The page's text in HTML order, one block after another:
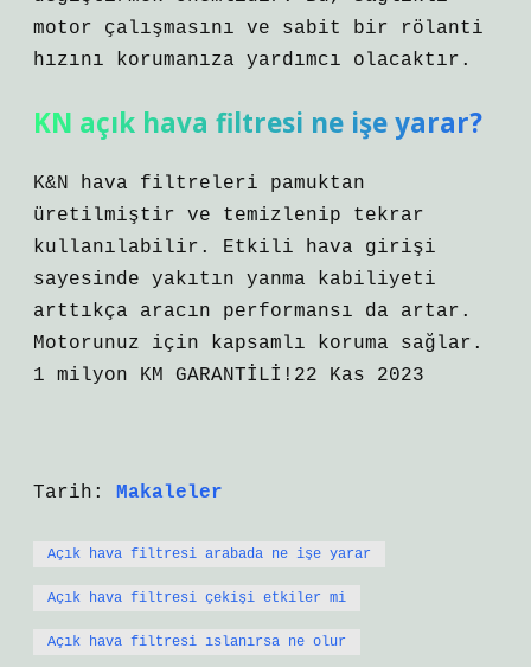
motor çalışmasını ve sabit bir rölanti
hızını korumanıza yardımcı olacaktır.
KN açık hava filtresi ne işe yarar?
K&N hava filtreleri pamuktan
üretilmiştir ve temizlenip tekrar
kullanılabilir. Etkili hava girişi
sayesinde yakıtın yanma kabiliyeti
arttıkça aracın performansı da artar.
Motorunuz için kapsamlı koruma sağlar.
1 milyon KM GARANTİLİ!22 Kas 2023
Tarih: Makaleler
Açık hava filtresi arabada ne işe yarar
Açık hava filtresi çekişi etkiler mi
Açık hava filtresi ıslanırsa ne olur